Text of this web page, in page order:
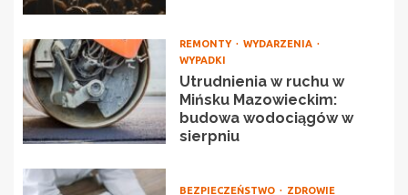
REMONTY
WYDARZENIA
WYPADKI
Utrudnienia w ruchu w
Mińsku Mazowieckim:
budowa wodociągów w
sierpniu
BEZPIECZEŃSTWO ZDROWIE